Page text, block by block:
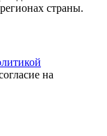
страны.
на